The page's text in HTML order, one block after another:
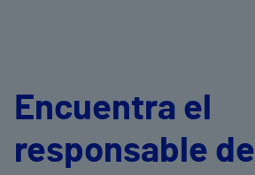
Encuentra el
responsable de